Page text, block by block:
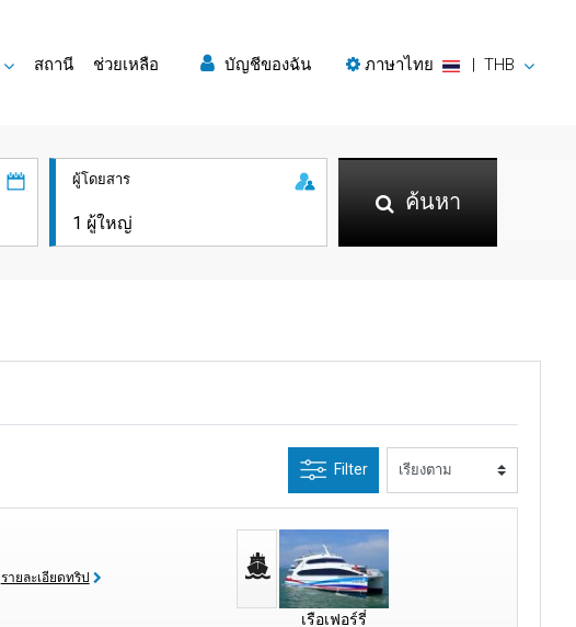
สถานี ช่วยเหลือ บัญชีของฉัน ภาษาไทย | THB
ผู้โดยสาร
ค้นหา
Filter
รายละเอียดทริป
เรือเฟอร์รี่